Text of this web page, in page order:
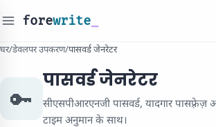
forewrite
घर/डेवलपर उपकरण/पासवर्ड जेनरेटर
🔑
पासवर्ड जेनरेटर
सीएसपीआरएनजी पासवर्ड, यादगार पासफ़्रेज़
टाइम अनुमान के साथ।